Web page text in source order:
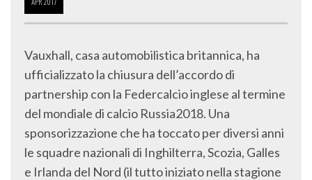
Vauxhall, casa automobilistica britannica, ha
ufficializzato la chiusura dell’accordo di
partnership con la Federcalcio inglese al termine
del mondiale di calcio Russia2018. Una
sponsorizzazione che ha toccato per diversi anni
le squadre nazionali di Inghilterra, Scozia, Galles
e Irlanda del Nord (il tutto iniziato nella stagione